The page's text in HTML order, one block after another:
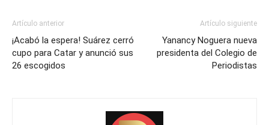
Artículo anterior
¡Acabó la espera! Suárez cerró
cupo para Catar y anunció sus
26 escogidos
Artículo siguiente
Yanancy Noguera nueva
presidenta del Colegio de
Periodistas